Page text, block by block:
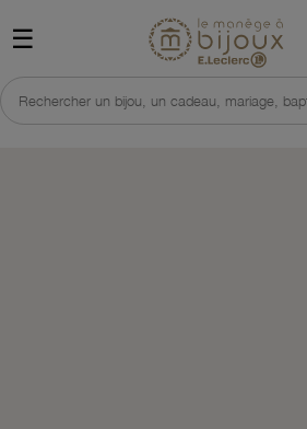
☰
Rechercher un bijou, un cadeau, mariage,